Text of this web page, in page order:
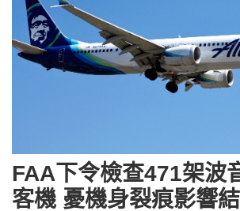
FAA下令檢查471架波
客機 憂機身裂痕影響